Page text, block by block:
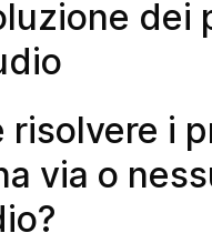
risolvere i
via o